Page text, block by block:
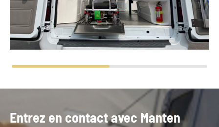
Entrez en contact avec Manten